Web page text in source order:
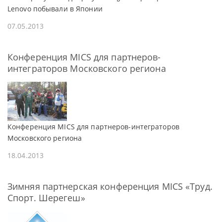
Lenovo побывали в Японии
07.05.2013
Конференция MICS для партнеров-
интеграторов Московского региона
Конференция MICS для партнеров-интеграторов
Московского региона
18.04.2013
Зимняя партнерская конференция MICS «Труд.
Спорт. Шерегеш»